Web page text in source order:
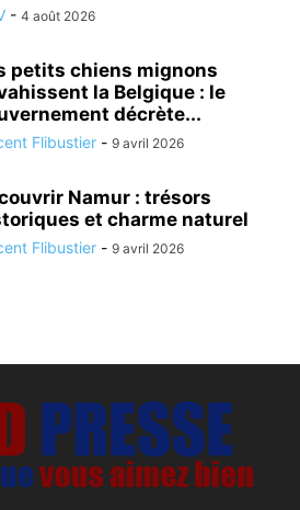
- 4 août 2026
petits chiens mignons
la Belgique : le
décrète...
Flibustier - 9 avril 2026
Namur : trésors
et charme naturel
Flibustier - 9 avril 2026